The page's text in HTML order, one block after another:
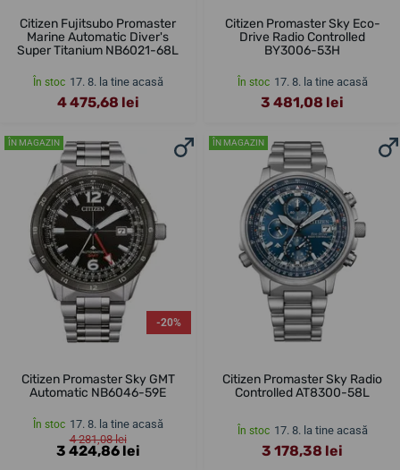
Citizen Fujitsubo Promaster
Marine Automatic Diver's
Super Titanium NB6021-68L
În stoc 17. 8. la tine acasă
4 475,68 lei
Citizen Promaster Sky Eco-
Drive Radio Controlled
BY3006-53H
În stoc 17. 8. la tine acasă
3 481,08 lei
ÎN MAGAZIN
-20%
Citizen Promaster Sky GMT
Automatic NB6046-59E
În stoc 17. 8. la tine acasă
4 281,08 lei
3 424,86 lei
ÎN MAGAZIN
Citizen Promaster Sky Radio
Controlled AT8300-58L
În stoc 17. 8. la tine acasă
3 178,38 lei